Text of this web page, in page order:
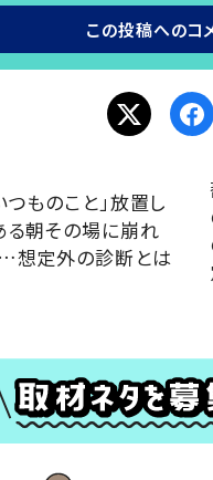
この投稿へのコ
つものこと」放置し
る朝その場に崩れ
定外の診断とは